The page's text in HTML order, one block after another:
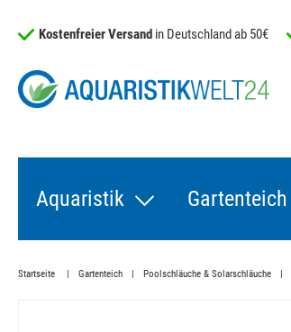
Kostenfreier Versand in Deutschland ab 50€
Aquaristik Gartenteich
Startseite Gartenteich Poolschläuche & Solarschläuche